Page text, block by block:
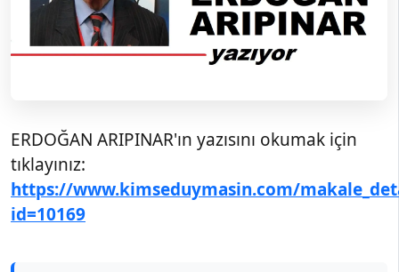
ERDOĞAN ARIPINAR'ın yazısını okumak için
tıklayınız:
https://www.kimseduymasin.com/
id=10169